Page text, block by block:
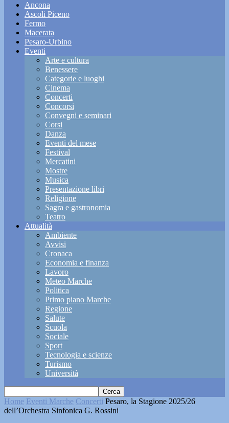
Ancona
Ascoli Piceno
Fermo
Macerata
Pesaro-Urbino
Eventi
Arte e cultura
Benessere
Categorie e luoghi
Cinema
Concerti
Concorsi
Convegni e seminari
Corsi
Danza
Eventi del mese
Festival
Mercatini
Mostre
Musica
Presentazione libri
Religione
Sagra e gastronomia
Teatro
Attualità
Ambiente
Avvisi
Cronaca
Economia e finanza
Lavoro
Meteo Marche
Politica
Primo piano Marche
Regione
Salute
Scuola
Sociale
Sport
Tecnologia e scienze
Turismo
Università
Home Eventi Marche Concerti Pesaro, la Stagione 2025/26
dell’Orchestra Sinfonica G. Rossini